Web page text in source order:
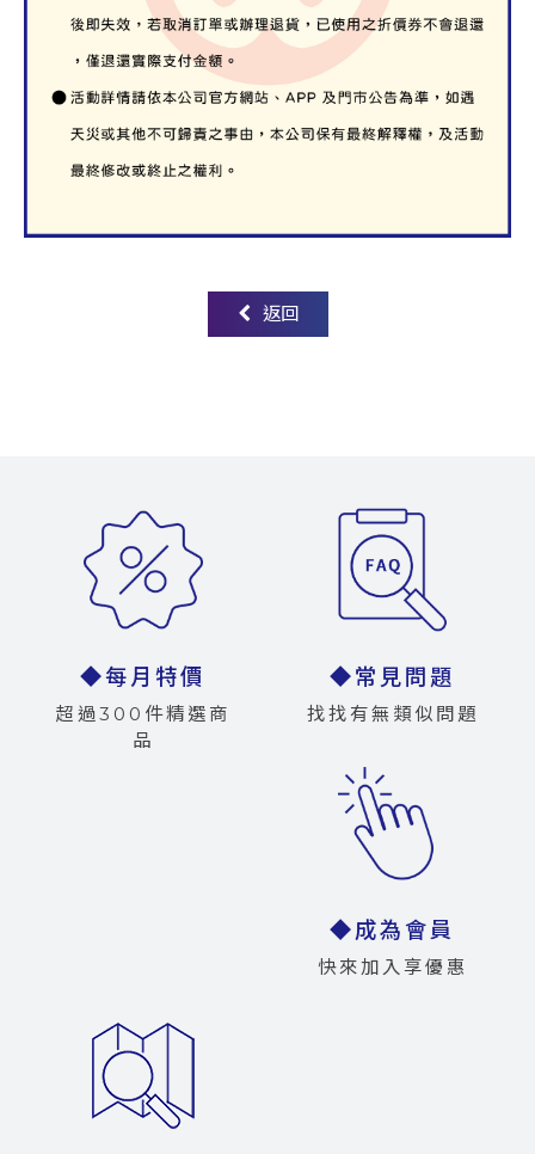
返回
◆每月特價
超過300件精選商
品
◆常見問題
找找有無類似問題
◆成為會員
快來加入享優惠